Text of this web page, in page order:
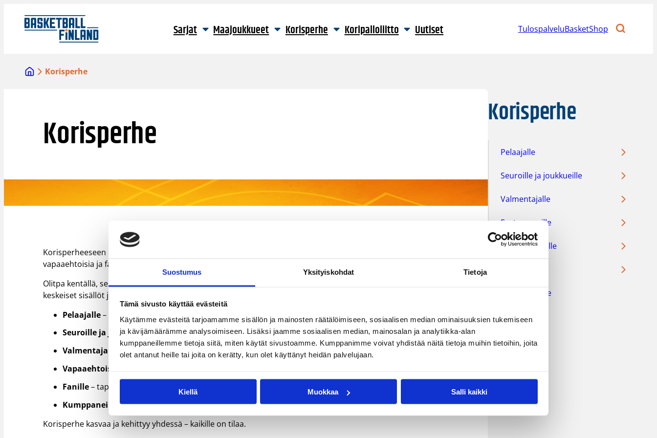
Suostumus Yksityiskohdat Tietoja
Tämä sivusto käyttää evästeitä
Käytämme evästeitä tarjoamamme sisällön ja mainosten räätälöimiseen, sosiaalisen median ominaisuuksien tukemiseen
ja kävijämäärämme analysoimiseen. Lisäksi jaamme sosiaalisen median, mainosalan ja analytiikka-alan
kumppaneillemme tietoja siitä, miten käytät sivustoamme. Kumppanimme voivat yhdistää näitä tietoja muihin tietoihin, joita
olet antanut heille tai joita on kerätty, kun olet käyttänyt heidän palvelujaan.
Kiellä Muokkaa Salli kaikki
sisältöön
Sarjat Maajoukkueet Korisperhe Koripalloliitto Uutiset TulospalveluBasketShop
Korisperhe
Korisperhe
Korisperheeseen kuuluu laaja joukko ihmisiä: pelaajia, valmentajia, erotuomareita, toimitsijoita, seuroja,
vapaaehtoisia ja faneja. Jokaisella on oma roolinsa, mutta kaikkia yhdistää sama asia – rakkaus lajiin.
Olitpa kentällä, sen laidalla tai katsomossa, sinulla on oma paikkasi koripallossa. Näille sivuille on koottu
keskeiset sisällöt ja palvelut eri toimijoille.
Pelaajalle– kaikki lisensseistä, säännöistä ja kehittymismahdollisuuksista
Seuroille ja joukkueille– tuki arjen pyörittämiseen ja toiminnan kehittämiseen
Valmentajalle
– työkalut valmennukseen ja osaamisen kehittämiseen
Vapaaehtoisille
Fanille– tapa seurata, osallistua ja elää koripallon mukana
Kumppaneille
–
Korisperhe kasvaa ja kehittyy yhdessä – kaikille on tilaa.
Korisperhe
Pelaajalle
Seuroille ja joukkueille
Valmentajalle
Erotuomarille
Vapaaehtoisille
Kumppaneille